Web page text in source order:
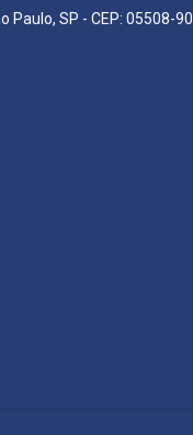
Paulo, SP - CEP: 05508-